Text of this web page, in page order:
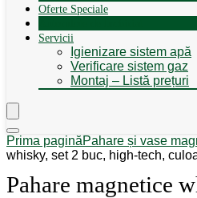
Oferte Speciale
Servicii
Igienizare sistem apă
Verificare sistem gaz
Montaj – Listă prețuri
Prima paginăPahare și vase
whisky, set 2 buc, high-tech,
Pahare magnetice